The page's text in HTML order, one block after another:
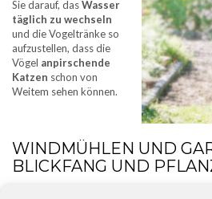
Sie darauf, dasWasser
täglich zu wechseln
und die Vogeltränke so
aufzustellen, dass die
Vögel anpirschende
Katzen schon von
Weitem sehen können.
WINDMÜHLEN UND
BLICKFANG UND